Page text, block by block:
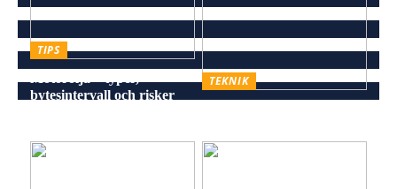
TIPS
bytesintervall och risker
TEKNIK